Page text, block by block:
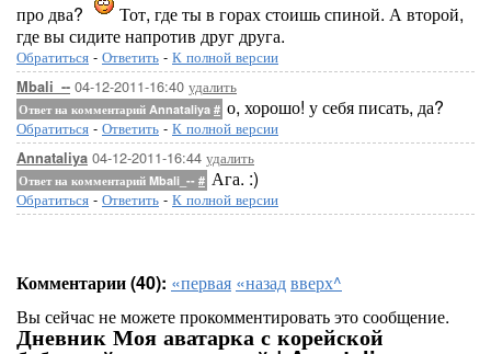
про два?
Тот, где ты в горах стоишь спиной. А второй,
где вы сидите напротив друг друга.
Обратиться - Ответить - К полной версии
Mbali_-- 04-12-2011-16:40 удалить
Ответ на комментарий Annataliya # о, хорошо! у себя писать, да?
Обратиться - Ответить - К полной версии
Annataliya 04-12-2011-16:44 удалить
Ответ на комментарий Mbali_-- # Ага. :)
Обратиться - Ответить - К полной версии
Комментарии (40): «первая «назадвверх^
Вы сейчас не можете прокомментировать это сообщение.
Дневник Моя аватарка с корейской